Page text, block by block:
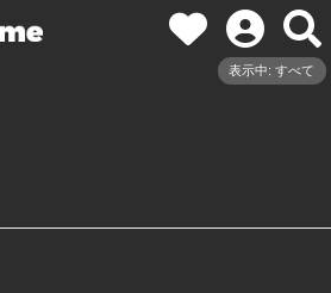
表示中: すべて